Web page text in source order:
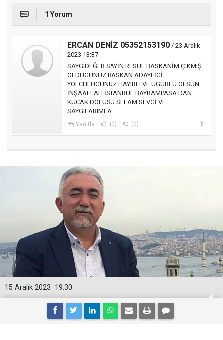
1 Yorum
ERCAN DENİZ 05352153190 / 23 Aralık
2023 13:37
SAYGIDEĞER SAYİN RESUL BASKANİM ÇIKMIŞ
OLDUGUNUZ BASKAN ADAYLİGİ
YOLCULUGUNUZ HAYIRLI VE UGURLU OLSUN
İNŞAALLAH İSTANBUL BAYRAMPASA DAN
KUCAK DOLUSU SELAM SEVGİ VE
SAYGILARIMLA
Yanıtla (0) (0)
19:30
15 Aralık 2023